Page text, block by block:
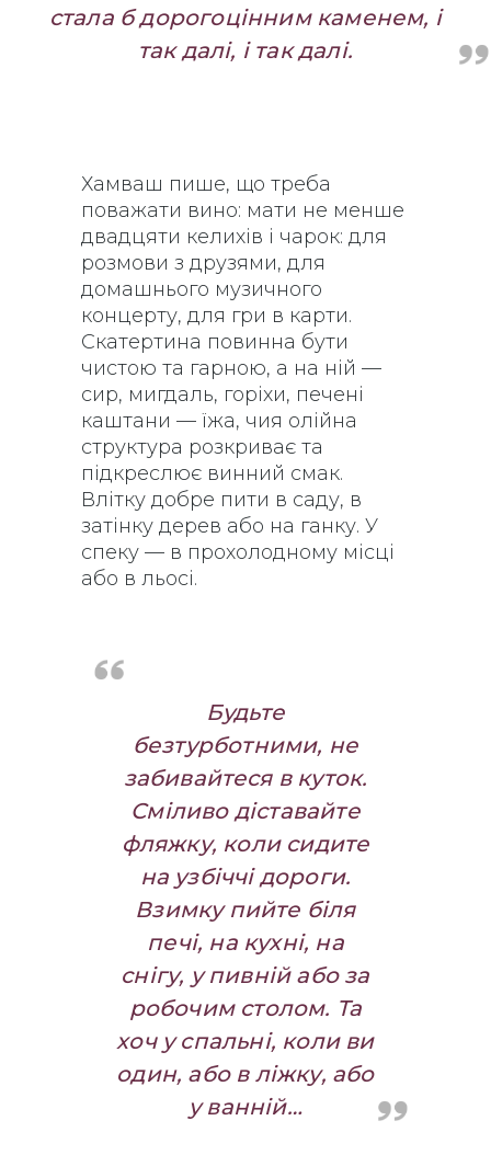
стала б дорогоцінним каменем, і
так далі, і так далі.
Хамваш пише, що треба
поважати вино: мати не менше
двадцяти келихів і чарок: для
розмови з друзями, для
домашнього музичного
концерту, для гри в карти.
Скатертина повинна бути
чистою та гарною, а на ній —
сир, мигдаль, горіхи, печені
каштани — їжа, чия олійна
структура розкриває та
підкреслює винний смак.
Влітку добре пити в саду, в
затінку дерев або на ганку. У
спеку — в прохолодному місці
або в льосі.
Будьте
безтурботними, не
забивайтеся в куток.
Сміливо діставайте
фляжку, коли сидите
на узбіччі дороги.
Взимку пийте біля
печі, на кухні, на
снігу, у пивній або за
робочим столом. Та
хоч у спальні, коли ви
один, або в ліжку, або
у ванній…